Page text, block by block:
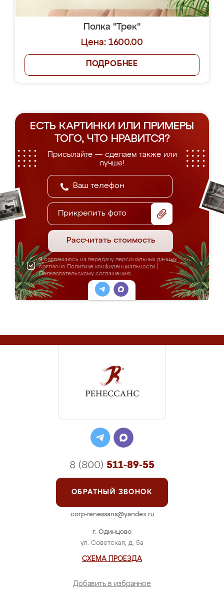
Полка "Трек"
Цена: 1600.00
ПОДРОБНЕЕ
ЕСТЬ КАРТИНКИ ИЛИ ПРИМЕРЫ
ТОГО, ЧТО НРАВИТСЯ?
Присылайте — сделаем также или
лучше!
Прикрепить фото
Рассчитать стоимость
Я соглашаюсь на передачу персональных данных
согласно Политике конфиденциальности
Пользовательскому соглашению
г. Одинцово
ул. Советская, д. 5а
СХЕМА ПРОЕЗДА
Добавить в избранное
8 (800) 511-89-55
ОБРАТНЫЙ ЗВОНОК
corp-renessans@yandex.ru